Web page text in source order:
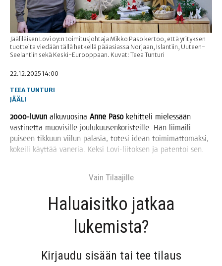
Jääliläisen Lovi oy:n toimitusjohtaja Mikko Paso kertoo, että yrityksen
tuotteita viedään tällä hetkellä pääasiassa Norjaan, Islantiin, Uuteen-
Seelantiin sekä Keski-Eurooppaan. Kuvat: Teea Tunturi
22.12.2025 14:00
TEEA TUNTURI
JÄÄLI
2000-luvun alku­vuo­si­na Anne Pasokehit­te­li mie­les­sään
vas­ti­net­ta muo­vi­sil­le jou­lu­kuusen­ko­ris­teil­le. Hän lii­mai­li
pui­seen tik­kuun vii­lun pala­sia, tote­si idean toi­mi­mat­to­mak­si,
kokei­li käyt­tää vane­ria. Kek­si Lovi-lii­tok­sen ja paten­toi sen.
Vain Tilaa­jil­le
Haluai­sit­ko jat­kaa
lukemista?
Kir­jau­du sisään tai tee tilaus